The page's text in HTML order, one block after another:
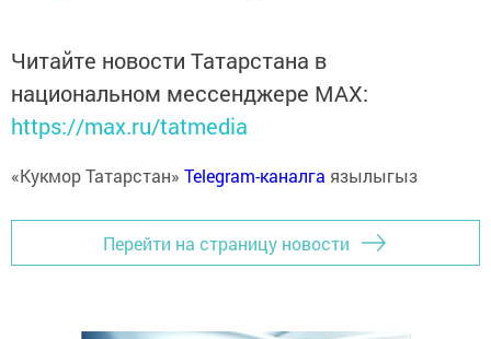
Читайте новости Татарстана в
национальном мессенджере MАХ:
https://max.ru/tatmedia
«Кукмор Татарстан» Telegram-каналга язылыгыз
Перейти на страницу новости